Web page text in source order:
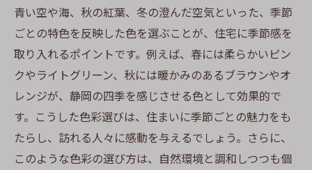
青い空や海、秋の紅葉、冬の澄んだ空気といった、季節
ごとの特色を反映した色を選ぶことが、住宅に季節感を
取り入れるポイントです。例えば、春には柔らかいピン
クやライトグリーン、秋には暖かみのあるブラウンやオ
レンジが、静岡の四季を感じさせる色として効果的で
す。こうした色彩選びは、住まいに季節ごとの魅力をも
たらし、訪れる人々に感動を与えるでしょう。さらに、
このような色彩の選び方は、自然環境と調和しつつも個